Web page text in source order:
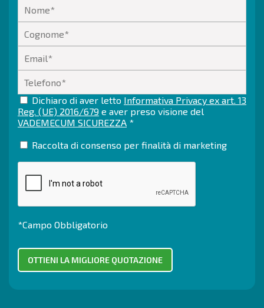
Dichiaro di aver letto Informativa Privacy ex art. 13
Reg. (UE) 2016/679 e aver preso visione del
VADEMECUM SICUREZZA *
Raccolta di consenso per finalità di marketing
*Campo Obbligatorio